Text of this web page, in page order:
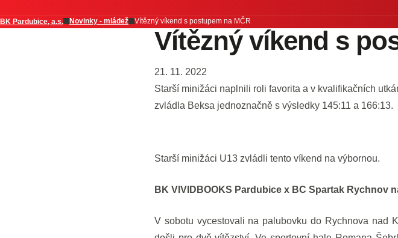
BK Pardubice, a.s. Novinky - mládež Vítězný víkend s postupem na MČR
Vítězný víkend s
21. 11. 2022
Starší minižáci naplnili roli favorita a v kvalifikačních
zvládla Beksa jednoznačně s výsledky 145:11 a 166:13.
Starší minižáci U13 zvládli tento víkend na výbornou.
BK VIVIDBOOKS Pardubice x BC Spartak Rychnov
V sobotu vycestovali na palubovku do Rychnova nad